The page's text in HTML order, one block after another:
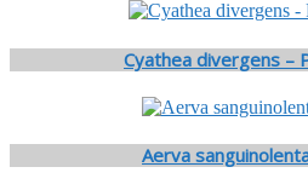
Cyathea divergens –
Aerva